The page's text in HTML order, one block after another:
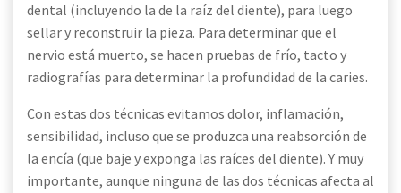
dental (incluyendo la de la raíz del diente), para luego
sellar y reconstruir la pieza. Para determinar que el
nervio está muerto, se hacen pruebas de frío, tacto y
radiografías para determinar la profundidad de la caries.
Con estas dos técnicas evitamos dolor, inflamación,
sensibilidad, incluso que se produzca una reabsorción de
la encía (que baje y exponga las raíces del diente). Y muy
importante, aunque ninguna de las dos técnicas afecta al